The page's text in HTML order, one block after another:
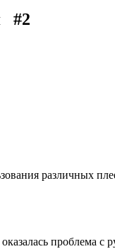
#2
различных
проблема с